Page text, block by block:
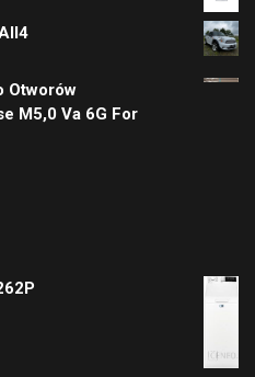
Otworów
M5,0 Va 6G For